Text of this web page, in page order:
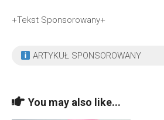
+Tekst Sponsorowany+
ARTYKUŁ SPONSOROWANY
You may also like...